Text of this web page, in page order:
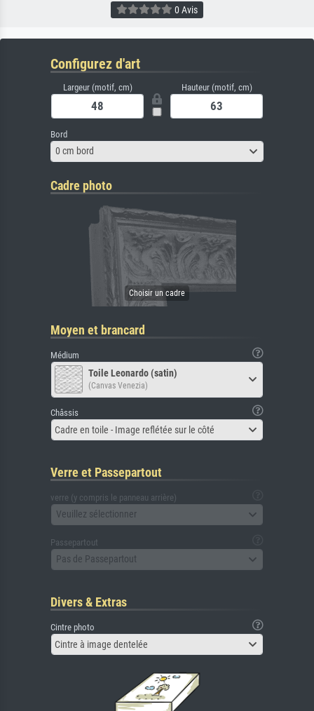
0 Avis
Configurez d'art
Largeur (motif, cm) Hauteur (motif, cm)
Bord
0 cm bord
Cadre photo
Moyen et brancard
Médium
Toile Leonardo (satin)
(Canvas Venezia)
Châssis
Cadre en toile - Image reflétée sur le côté
Verre et Passepartout
verre (y compris le panneau arrière)
Veuillez sélectionner
Passepartout
Pas de Passepartout
Divers & Extras
Cintre photo
Cintre à image dentelée